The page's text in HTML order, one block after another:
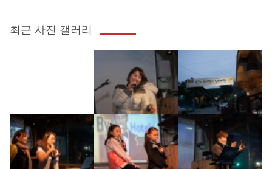
최근 사진 갤러리